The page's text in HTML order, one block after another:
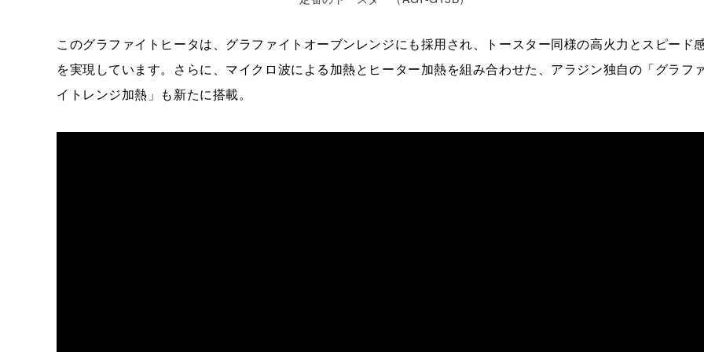
このグラファイトヒータは、グラファイトオーブンレンジにも採用され、トースター同様の高火力とスピード
を実現しています。さらに、マイクロ波による加熱とヒーター加熱を組み合わせた、アラジン独自の「グラフ
イトレンジ加熱」も新たに搭載。